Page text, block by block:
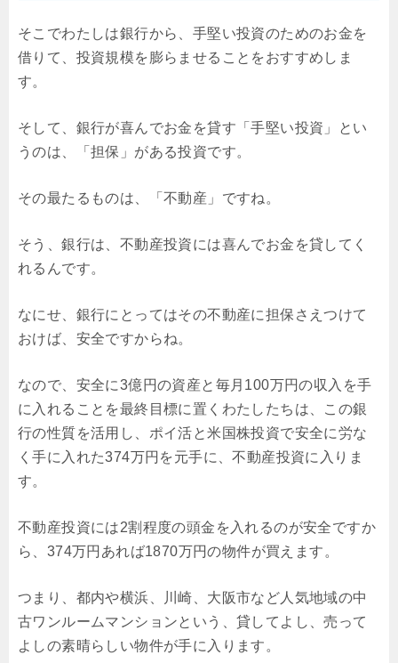
そこでわたしは銀行から、手堅い投資のためのお金を
借りて、投資規模を膨らませることをおすすめしま
す。
そして、銀行が喜んでお金を貸す「手堅い投資」とい
うのは、「担保」がある投資です。
その最たるものは、「不動産」ですね。
そう、銀行は、不動産投資には喜んでお金を貸してく
れるんです。
なにせ、銀行にとってはその不動産に担保さえつけて
おけば、安全ですからね。
なので、安全に3億円の資産と毎月100万円の収入を手
に入れることを最終目標に置くわたしたちは、この銀
行の性質を活用し、ポイ活と米国株投資で安全に労な
く手に入れた374万円を元手に、不動産投資に入りま
す。
不動産投資には2割程度の頭金を入れるのが安全ですか
ら、374万円あれば1870万円の物件が買えます。
つまり、都内や横浜、川崎、大阪市など人気地域の中
古ワンルームマンションという、貸してよし、売って
よしの素晴らしい物件が手に入ります。